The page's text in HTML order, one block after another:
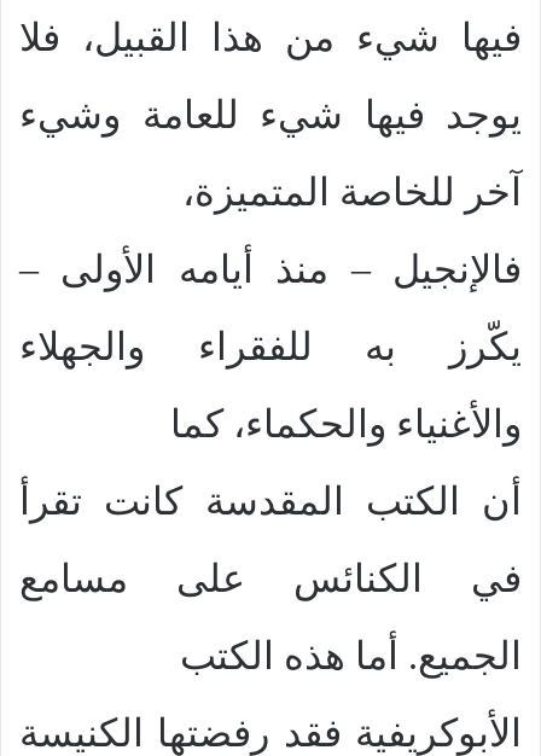
فيها شيء من هذا القبيل، فلا
يوجد فيها شيء للعامة وشيء
آخر للخاصة المتميزة،
فالإنجيل – منذ أيامه الأولى –
يكّرز به للفقراء والجهلاء
والأغنياء والحكماء، كما
أن الكتب المقدسة كانت تقرأ
في الكنائس على مسامع
الجميع. أما هذه الكتب
الأبوكريفية فقد رفضتها الكنيسة